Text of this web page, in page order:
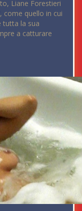
Liane Forestieri
come quello in cui
tutta la sua
a catturare